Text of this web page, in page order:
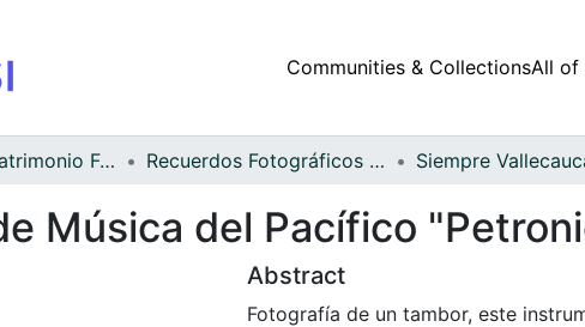
Communities & CollectionsAll of
Archivo del Patrimonio Fotográfico y Fílmico del Valle del Cauca Recuerdos Fotográficos Vallecaucanos Siempre
Música del Pacífico
Abstract
Fotografía de un tambor, este